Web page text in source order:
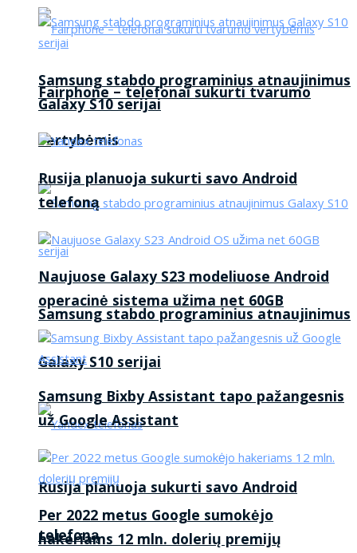
Fairphone – telefonai sukurti tvarumo
vertybėmis
Samsung stabdo programinius atnaujinimus
Galaxy S10 serijai
Rusija planuoja sukurti savo Android
telefoną
Samsung stabdo programinius atnaujinimus
Galaxy S10 serijai
Rusija planuoja sukurti savo Android
telefoną
Naujuose Galaxy S23 modeliuose Android
operacinė sistema užima net 60GB
Samsung Bixby Assistant tapo pažangesnis
už Google Assistant
Per 2022 metus Google sumokėjo
hakeriams 12 mln. dolerių premijų